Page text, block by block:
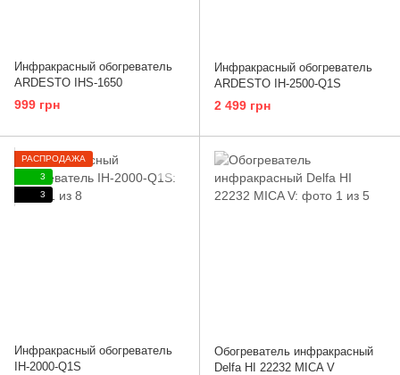
Инфракрасный обогреватель
ARDESTO IHS-1650
999 грн
Инфракрасный обогреватель
ARDESTO IH-2500-Q1S
2 499 грн
РАСПРОДАЖА
3
3
Инфракрасный обогреватель
IH-2000-Q1S
Обогреватель инфракрасный
Delfa HI 22232 MICA V